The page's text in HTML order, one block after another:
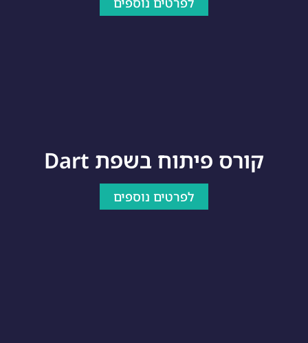
קורס פיתוח בשפת Dart
לפרטים נוספים